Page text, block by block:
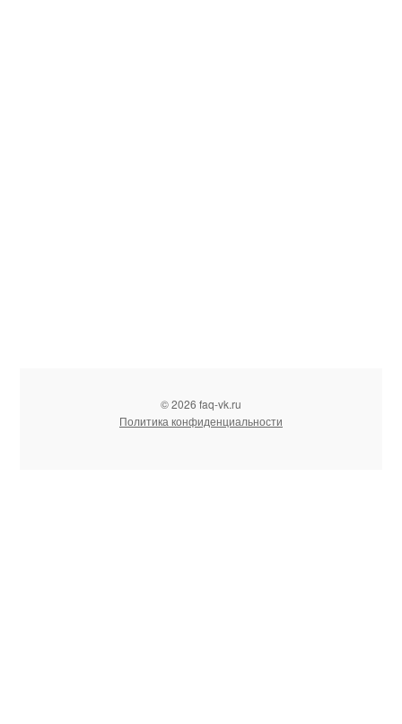
© 2026 faq-vk.ru
Политика конфиденциальности